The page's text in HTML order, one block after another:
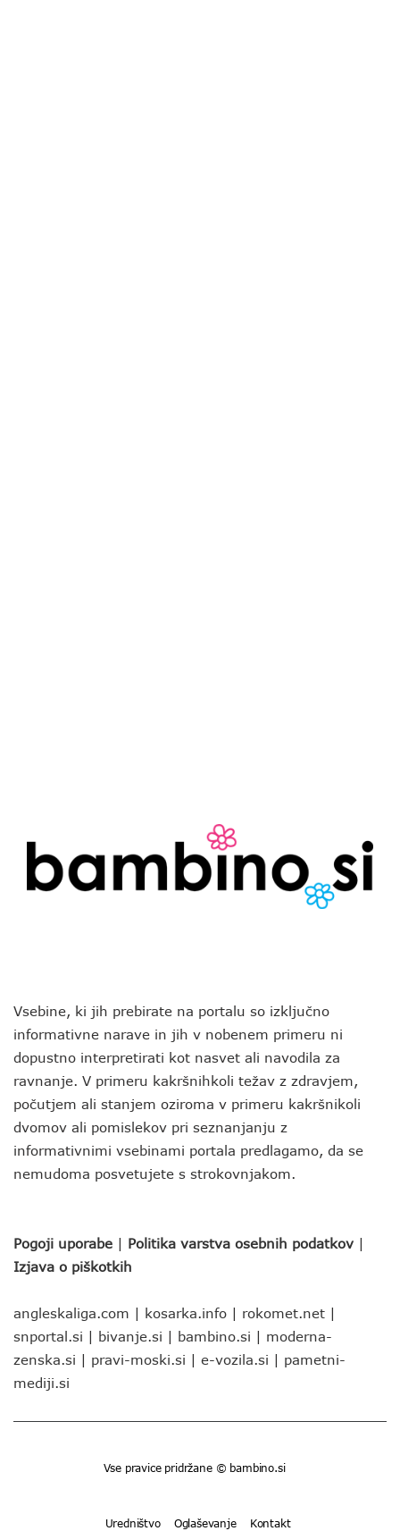
Vsebine, ki jih prebirate na portalu so izključno
informativne narave in jih v nobenem primeru ni
dopustno interpretirati kot nasvet ali navodila za
ravnanje. V primeru kakršnihkoli težav z zdravjem,
počutjem ali stanjem oziroma v primeru kakršnikoli
dvomov ali pomislekov pri seznanjanju z
informativnimi vsebinami portala predlagamo, da se
nemudoma posvetujete s strokovnjakom.
Pogoji uporabe | Politika varstva osebnih podatkov |
Izjava o piškotkih
angleskaliga.com | kosarka.info | rokomet.net |
snportal.si | bivanje.si | bambino.si | moderna-
zenska.si | pravi-moski.si | e-vozila.si | pametni-
mediji.si
Vse pravice pridržane © bambino.si
Uredništvo Oglaševanje Kontakt